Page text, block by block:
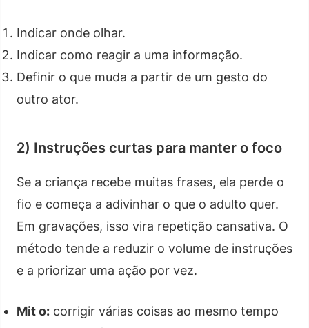
Indicar onde olhar.
Indicar como reagir a uma informação.
Definir o que muda a partir de um gesto do
outro ator.
2) Instruções curtas para manter o foco
Se a criança recebe muitas frases, ela perde o
fio e começa a adivinhar o que o adulto quer.
Em gravações, isso vira repetição cansativa. O
método tende a reduzir o volume de instruções
e a priorizar uma ação por vez.
Mit o: corrigir várias coisas ao mesmo tempo